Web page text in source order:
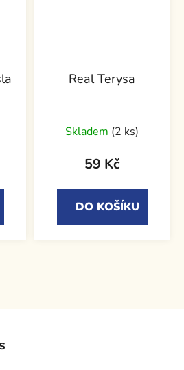
Real Terysa
Skladem (2 ks)
59 Kč
DO KOŠÍKU